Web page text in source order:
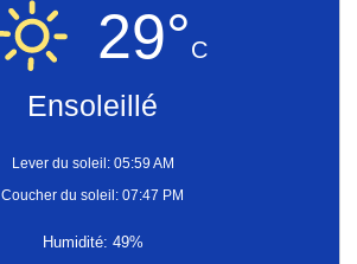
29°C
Ensoleillé
Lever du soleil: 05:59 AM
Coucher du soleil: 07:47 PM
Humidité: 49%